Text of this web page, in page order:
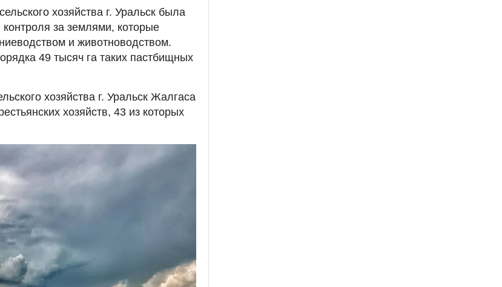
хозяйства г. Уральск была
за землями, которые
и животноводством.
49 тысяч га таких пастбищных
хозяйства г. Уральск Жалгаса
хозяйств, 43 из которых